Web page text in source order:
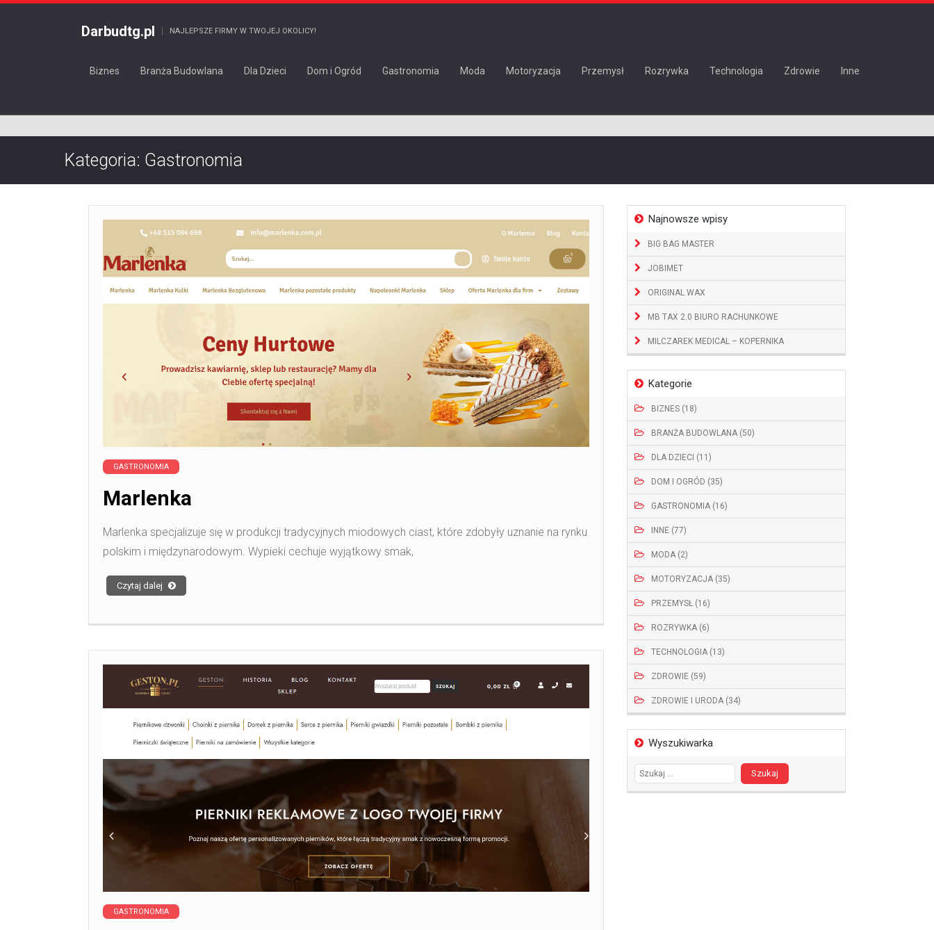
Darbudtg.pl NAJLEPSZE FIRMY W TWOJEJ OKOLICY!
Biznes Branża Budowlana Dla Dzieci Dom i Ogród Gastronomia Moda Motoryzacja Przemysł Rozrywka Technologia Zdrowie Inne
Kategoria: Gastronomia
Najnowsze wpisy
BIG BAG MASTER
JOBIMET
ORIGINAL WAX
MB TAX 2.0 BIURO RACHUNKOWE
MILCZAREK MEDICAL – KOPERNIKA
Kategorie
BIZNES (18)
BRANŻA BUDOWLANA (50)
DLA DZIECI (11)
DOM I OGRÓD (35)
GASTRONOMIA (16)
INNE (77)
MODA (2)
MOTORYZACJA (35)
PRZEMYSŁ (16)
ROZRYWKA (6)
TECHNOLOGIA (13)
ZDROWIE (59)
ZDROWIE I URODA (34)
Wyszukiwarka
Szukaj:
GASTRONOMIA
Marlenka
Marlenka specjalizuje się w produkcji tradycyjnych miodowych ciast, które zdobyły uznanie na rynku
polskim i międzynarodowym. Wypieki cechuje wyjątkowy smak,
Czytaj dalej
GASTRONOMIA